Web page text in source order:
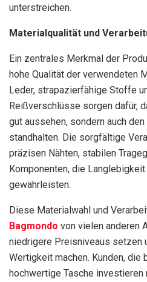
unterstreichen.
Materialqualität und
Ein zentrales Merkmal der
hohe Qualität der verwendeten
Leder, strapazierfähige Stoffe
Reißverschlüsse sorgen dafür,
gut aussehen, sondern auch
standhalten. Die sorgfältige
präzisen Nähten, stabilen
Komponenten, die
gewährleisten.
Diese Materialwahl und
Bagmondo von vielen anderen
niedrigere Preisniveaus setzen
Wertigkeit machen. Kunden, die
hochwertige Tasche investieren